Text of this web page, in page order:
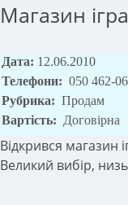
Магазин
Дата: 12.06.2010
Телефони: 050 462-
Рубрика: Продам
Вартість: Договірна
Відкрився магазин
Великий вибір,